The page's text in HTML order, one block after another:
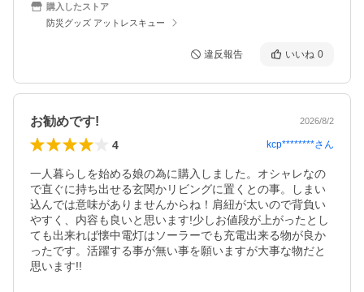
購入したストア
防災グッズ アットレスキュー
違反報告 いいね 0
お勧めです! 2026/8/2
4 kcp********さん
一人暮らしを始める娘の為に購入しました。オシャレなの
で直ぐに持ち出せる玄関かリビングに置くとの事。しまい
込んでは意味がありませんからね！肩紐が太いので背負い
やすく、内容も良いと思います!少しお値段が上がったとし
ても出来れば懐中電灯はソーラーでも充電出来る物が良か
ったです。活躍する事が無い事を願いますが大事な物だと
思います!!